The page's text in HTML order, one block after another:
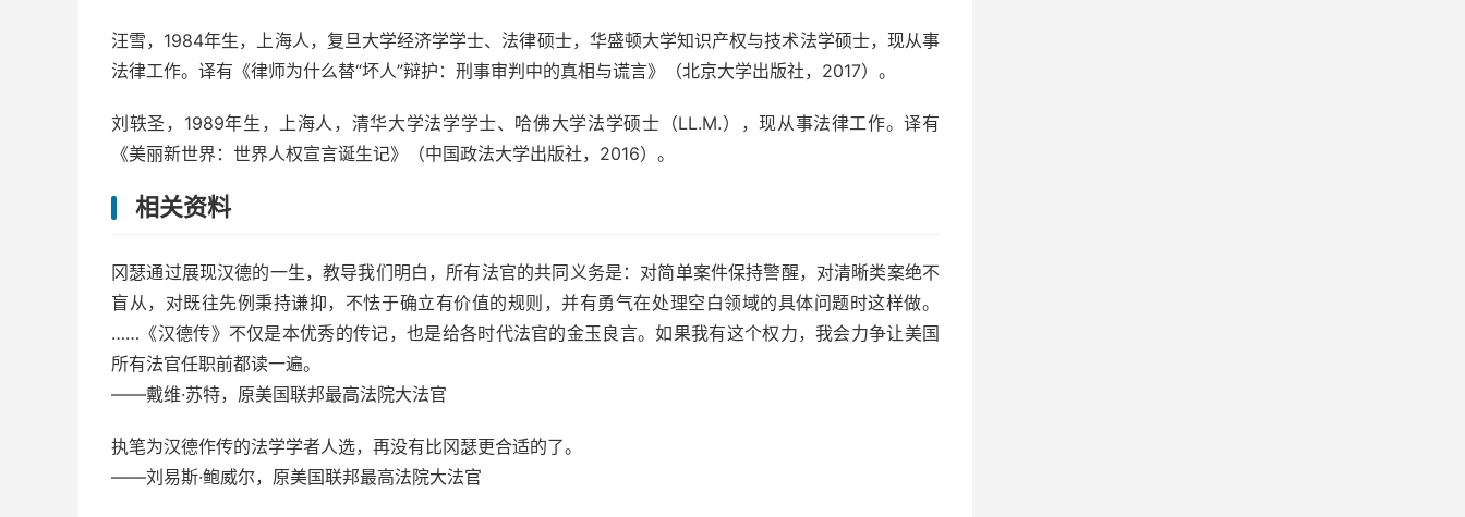
汪雪，1984年生，上海人，复旦大学经济学学士、法律硕士，华盛顿大学知识产权与技术法学硕士，现从事
法律工作。译有《律师为什么替“坏人”辩护：刑事审判中的真相与谎言》（北京大学出版社，2017）。
刘轶圣，1989年生，上海人，清华大学法学学士、哈佛大学法学硕士（LL.M.），现从事法律工作。译有
《美丽新世界：世界人权宣言诞生记》（中国政法大学出版社，2016）。
相关资料
冈瑟通过展现汉德的一生，教导我们明白，所有法官的共同义务是：对简单案件保持警醒，对清晰类案绝不
盲从，对既往先例秉持谦抑，不怯于确立有价值的规则，并有勇气在处理空白领域的具体问题时这样做。
……《汉德传》不仅是本优秀的传记，也是给各时代法官的金玉良言。如果我有这个权力，我会力争让美国
所有法官任职前都读一遍。
——戴维·苏特，原美国联邦最高法院大法官
执笔为汉德作传的法学学者人选，再没有比冈瑟更合适的了。
——刘易斯·鲍威尔，原美国联邦最高法院大法官